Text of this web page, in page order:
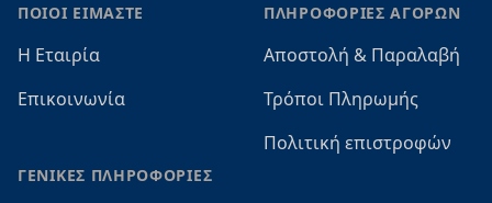
ΠΟΙΟΙ ΕΙΜΑΣΤΕ
Η Εταιρία
Επικοινωνία
ΓΕΝΙΚΕΣ ΠΛΗΡΟΦΟΡΙΕΣ
ΠΛΗΡΟΦΟΡΙΕΣ ΑΓΟΡΩΝ
Αποστολή & Παραλαβή
Τρόποι Πληρωμής
Πολιτική επιστροφών